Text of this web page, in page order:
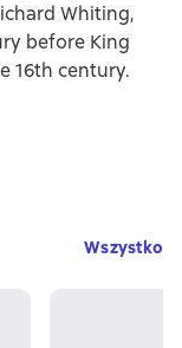
Whiting,
before King
16th century.
Wszystko